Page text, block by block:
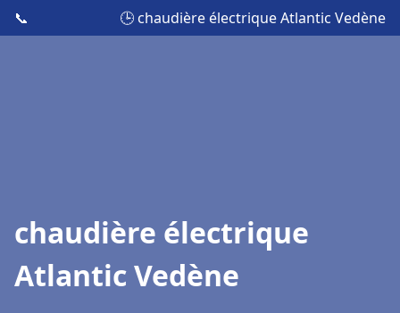
📞 🕒 chaudière électrique Atlantic Vedène
chaudière électrique
Atlantic Vedène